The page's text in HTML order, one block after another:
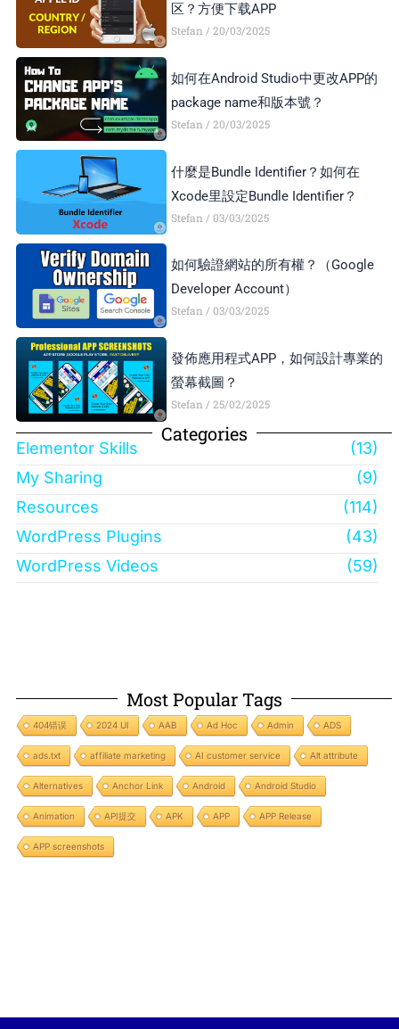
区？方便下载APP
Stefan 20/03/2025
如何在Android Studio中更改APP的
package name和版本號？
Stefan 20/03/2025
什麼是Bundle Identifier？如何在
Xcode里設定Bundle Identifier？
Stefan 03/03/2025
如何驗證網站的所有權？（Google
Developer Account）
Stefan 03/03/2025
發佈應用程式APP，如何設計專業的
螢幕截圖？
Stefan 25/02/2025
Categories
Elementor Skills
(13)
My Sharing
(9)
Resources
(114)
WordPress Plugins
(43)
WordPress Videos
(59)
Most Popular Tags
404错误 2024 UI AAB Ad Hoc Admin ADS
ads.txt affiliate marketing AI customer service Alt attribute
Alternatives Anchor Link Android Android Studio
Animation API提交 APK APP APP Release
APP screenshots